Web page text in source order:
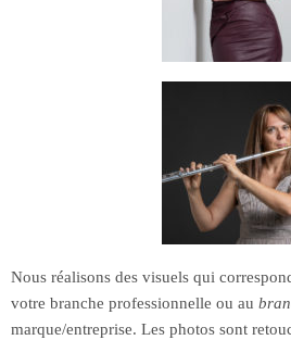
Nous réalisons des visuels qui
votre branche professionnelle ou au
marque/entreprise. Les photos sont